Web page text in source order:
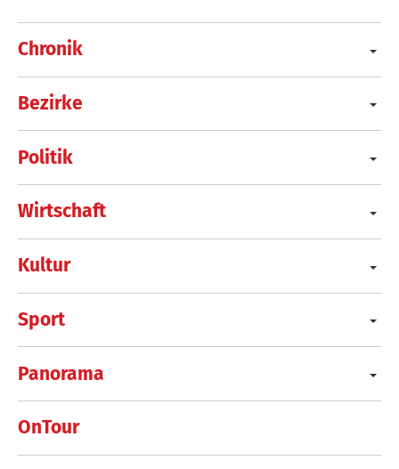
Chronik
Bezirke
Politik
Wirtschaft
Kultur
Sport
Panorama
OnTour